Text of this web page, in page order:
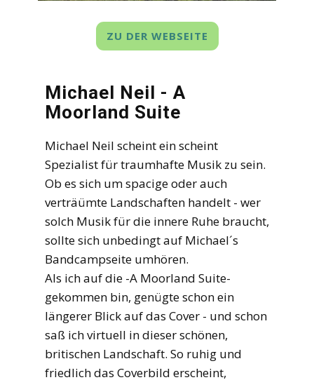
ZU DER WEBSEITE
Michael Neil - A
Moorland Suite
Michael Neil scheint ein scheint
Spezialist für traumhafte Musik zu sein.
Ob es sich um spacige oder auch
verträümte Landschaften handelt - wer
solch Musik für die innere Ruhe braucht,
sollte sich unbedingt auf Michael´s
Bandcampseite umhören.
Als ich auf die -A Moorland Suite-
gekommen bin, genügte schon ein
längerer Blick auf das Cover - und schon
saß ich virtuell in dieser schönen,
britischen Landschaft. So ruhig und
friedlich das Coverbild erscheint,